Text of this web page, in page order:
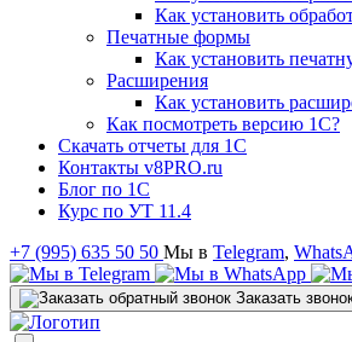
Как установить
Печатные формы
Как установить
Расширения
Как установить
Как посмотреть версию 1С?
Скачать отчеты для 1С
Контакты v8PRO.ru
Блог по 1С
Курс по УТ 11.4
+7 (995) 635 50 50 Мы в Telegram,
Заказать